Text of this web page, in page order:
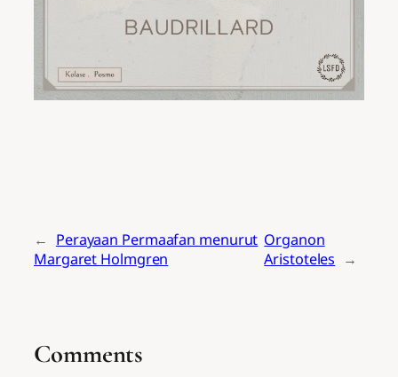
← Perayaan Permaafan menurut
Margaret Holmgren
Organon
Aristoteles →
Comments